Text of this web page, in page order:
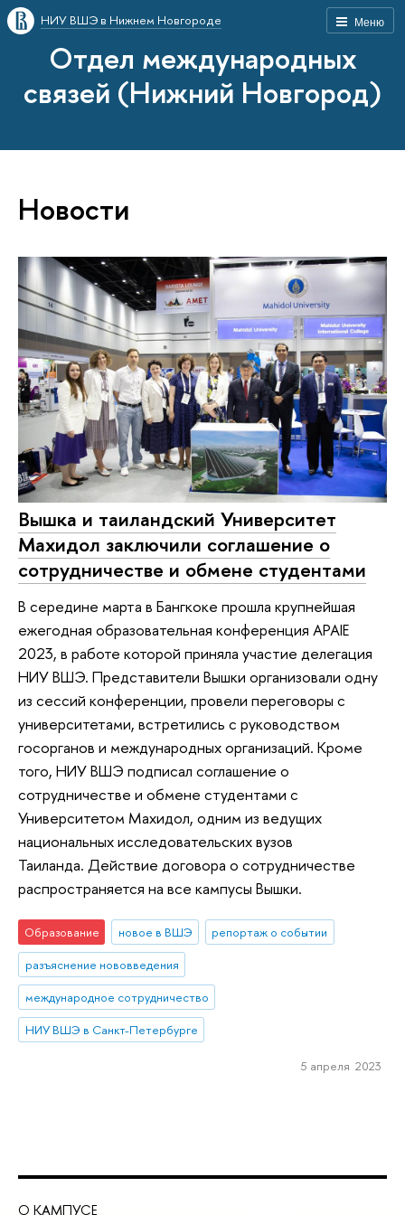
Меню
НИУ ВШЭ в Нижнем Новгороде
Отдел международных
связей (Нижний Новгород)
Новости
Вышка и таиландский Университет
Махидол заключили соглашение о
сотрудничестве и обмене студентами
В середине марта в Бангкоке прошла крупнейшая
ежегодная образовательная конференция APAIE
2023, в работе которой приняла участие делегация
НИУ ВШЭ. Представители Вышки организовали одну
из сессий конференции, провели переговоры с
университетами, встретились с руководством
госорганов и международных организаций. Кроме
того, НИУ ВШЭ подписал соглашение о
сотрудничестве и обмене студентами с
Университетом Махидол, одним из ведущих
национальных исследовательских вузов
Таиланда. Действие договора о сотрудничестве
распространяется на все кампусы Вышки.
Образование новое в ВШЭ
репортаж о событии
разъяснение нововведения
международное сотрудничество
НИУ ВШЭ в Санкт-Петербурге
5 апреля 2023
О КАМПУСЕ